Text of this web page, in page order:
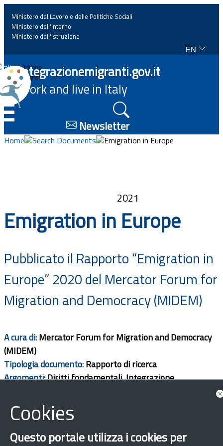
Home
News
Highlights
Documents
Ministero del Lavoro e delle Politiche Sociali
Ministero dell'interno
Ministero dell'istruzione
EN
Italiano
English
Integrazionemigranti.gov.it
Work and live in Italy
Newsletter
Home Search Documents Emigration in Europe
2021
Emigration in Europe
Pubblicato il Rapporto “Emigration in
Europe” 2020 del Mercator Forum for
Migration and Democracy (MIDEM)
A cura di:Mercator Forum for Migration and Democracy
(MIDEM)
Tipologia documento:Rapporto di ricerca
Argomenti:Diritti fondamentali, Integrazione
Cookies
Questo portale utilizza i cookies per